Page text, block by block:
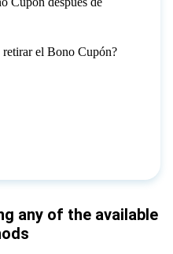
retirar el Bono Cupón?
any of the available